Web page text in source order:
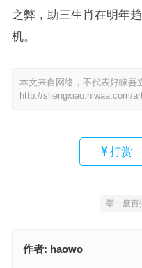
之弊，助三生肖在明年
机。
本文来自网络，不代表好睐吾
http://shengxiao.hlwaa.com/
打赏
举一废百
作者: haowo